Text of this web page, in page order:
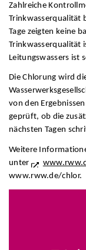
Zahlreiche
Trinkwasserqualität
Tage zeigten keine
Trinkwasserqualität
Leitungswassers ist
Die Chlorung wird
von den
geprüft, ob die
nächsten Tagen
Weitere
unter
www.rww.de/chlor.